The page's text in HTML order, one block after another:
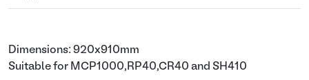
Dimensions: 920x910mm
Suitable for MCP1000,RP40,CR40 and SH410